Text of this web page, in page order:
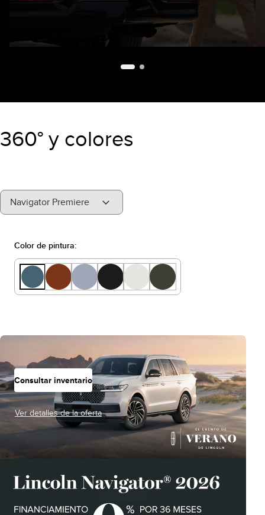
360° y colores
"Select
A
Navigator Premiere
Color de pintura:
Consultar inventario
Ver detalles de la oferta